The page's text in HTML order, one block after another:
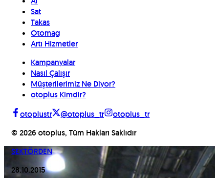
Sat
Takas
Otomag
Artı Hizmetler
Kampanyalar
Nasıl Çalışır
Müşterilerimiz Ne Diyor?
otoplus Kimdir?
otoplustr
@otoplus_tr
otoplus_tr
© 2026 otoplus, Tüm Hakları Saklıdır
SEKTÖRDEN
28.10.2015